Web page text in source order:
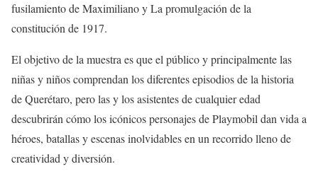
fusilamiento de Maximiliano y La promulgación de la
constitución de 1917.
El objetivo de la muestra es que el público y principalmente las
niñas y niños comprendan los diferentes episodios de la historia
de Querétaro, pero las y los asistentes de cualquier edad
descubrirán cómo los icónicos personajes de Playmobil dan vida a
héroes, batallas y escenas inolvidables en un recorrido lleno de
creatividad y diversión.